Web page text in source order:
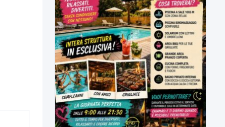
ULTIMI VIDEO
TUTTI I VIDEO